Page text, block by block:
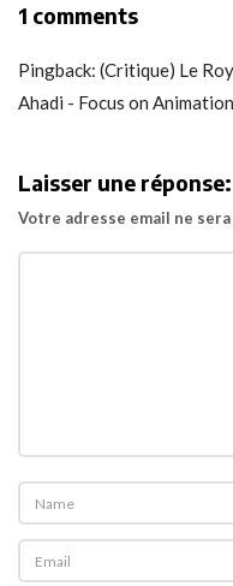
1 commentsO
(
C
i
t
l
Pingback: (Critique) Le
Ahadi - Focus on Animation
Laisser une réponse:
Votre adresse email ne